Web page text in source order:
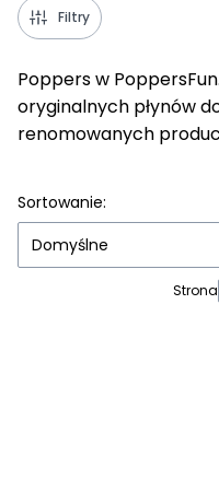
Filtry
Poppers w
oryginalnych płynów
renomowanych
Sortowanie:
Domyślne
Strona